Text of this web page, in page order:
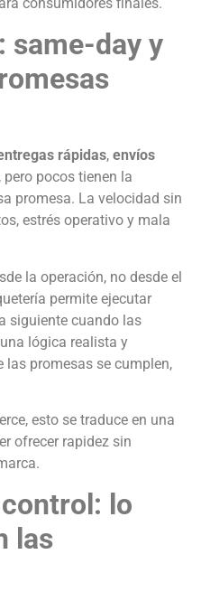
same-day y
rápidas, envíos
, pero pocos tienen la
promesa. La velocidad sin
estrés operativo y mala
la operación, no desde el
permite ejecutar
siguiente cuando las
lógica realista y
promesas se cumplen,
esto se traduce en una
ofrecer rapidez sin
lo
las